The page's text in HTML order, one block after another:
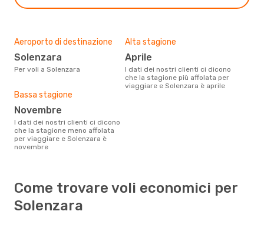
Aeroporto di destinazione
Solenzara
Per voli a Solenzara
Alta stagione
aprile
I dati dei nostri clienti ci dicono
che la stagione più affolata per
viaggiare e Solenzara è aprile
Bassa stagione
novembre
I dati dei nostri clienti ci dicono
che la stagione meno affolata
per viaggiare e Solenzara è
novembre
Come trovare voli economici per
Solenzara